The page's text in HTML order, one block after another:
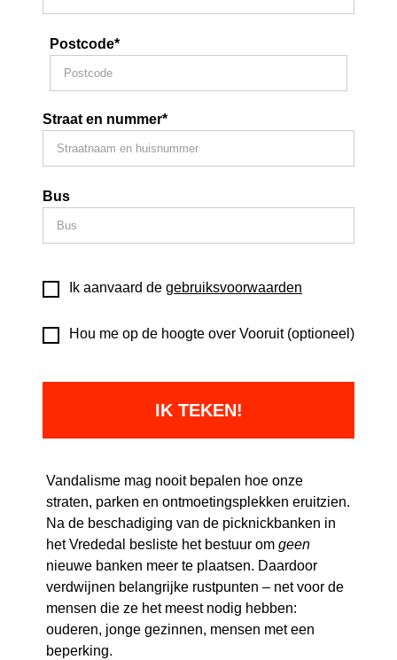
Postcode*
Straat en nummer*
Bus
Ik aanvaard de gebruiksvoorwaarden
Hou me op de hoogte over Vooruit (optioneel)
Vandalisme mag nooit bepalen hoe onze
straten, parken en ontmoetingsplekken eruitzien.
Na de beschadiging van de picknickbanken in
het Vrededal besliste het bestuur om geen
nieuwe banken meer te plaatsen. Daardoor
verdwijnen belangrijke rustpunten – net voor de
mensen die ze het meest nodig hebben:
ouderen, jonge gezinnen, mensen met een
beperking.